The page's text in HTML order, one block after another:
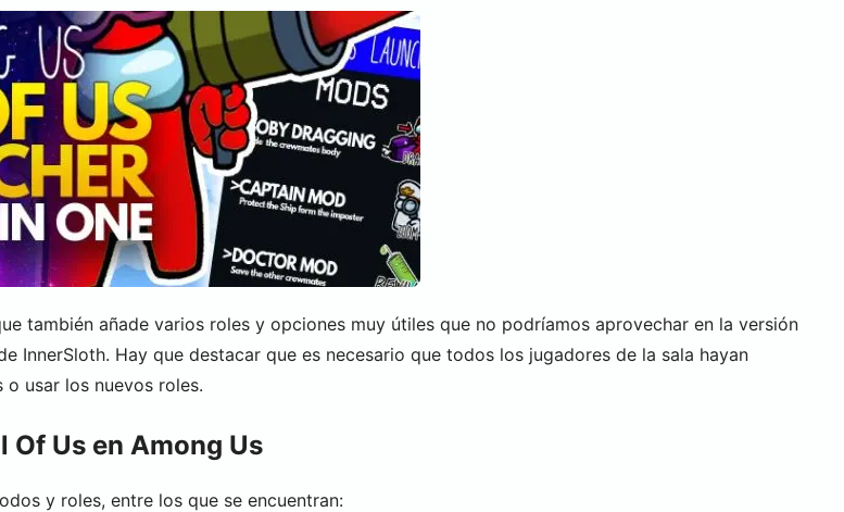
también añade varios roles y opciones muy útiles que no podríamos aprovechar en la versión
InnerSloth. Hay que destacar que es necesario que todos los jugadores de la sala hayan
usar los nuevos roles.
Of Us en Among Us
y roles, entre los que se encuentran: